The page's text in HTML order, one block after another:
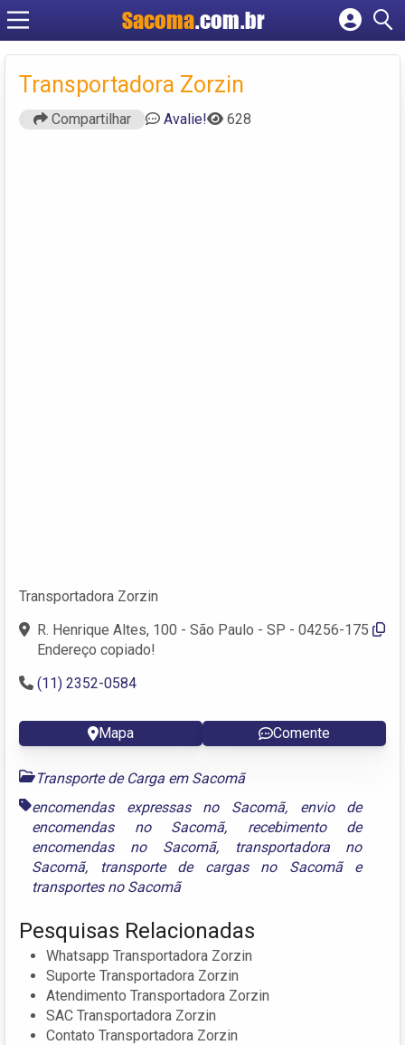
Sacoma.com.br
Cadastrar empresa
Criar conta
Transportadora Zorzin
Compartilhar Avalie! 628
Transportadora Zorzin
R. Henrique Altes, 100 - São Paulo - SP - 04256-175
Endereço copiado!
(11) 2352-0584
Mapa Comente
Transporte de Carga em Sacomã
encomendas expressas no Sacomã, envio de
encomendas no Sacomã, recebimento de
encomendas no Sacomã,
transportadora no
Sacomã, transporte de cargas no Sacomãe
transportes no Sacomã
Pesquisas Relacionadas
Whatsapp Transportadora Zorzin
Suporte Transportadora Zorzin
Atendimento Transportadora Zorzin
SAC Transportadora Zorzin
Contato Transportadora Zorzin